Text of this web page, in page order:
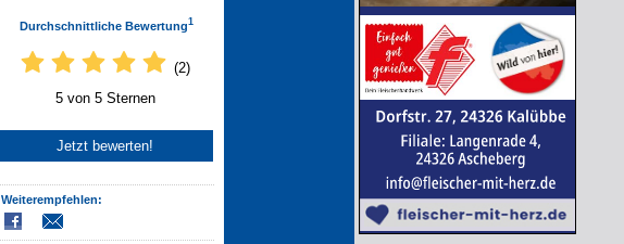
Durchschnittliche Bewertung1
(2)
5 von 5 Sternen
Jetzt bewerten!
Weiterempfehlen: